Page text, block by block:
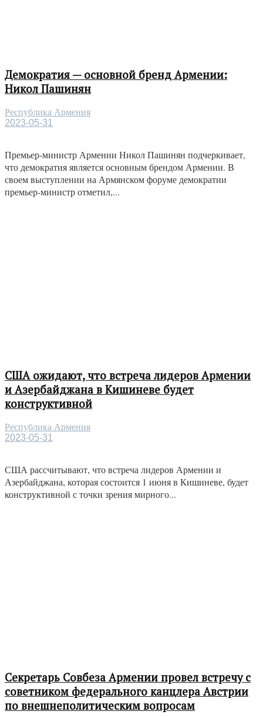
Демократия — основной бренд Армении:
Никол Пашинян
Республика Армения
2023-05-31
Премьер-министр Армении Никол Пашинян подчеркивает,
что демократия является основным брендом Армении. В
своем выступлении на Армянском форуме демократии
премьер-министр отметил,...
США ожидают, что встреча лидеров Армении
и Азербайджана в Кишиневе будет
конструктивной
Республика Армения
2023-05-31
США рассчитывают, что встреча лидеров Армении и
Азербайджана, которая состоится 1 июня в Кишиневе, будет
конструктивной с точки зрения мирного...
Секретарь Совбеза Армении провел встречу с
советником федерального канцлера Австрии
по внешнеполитическим вопросам